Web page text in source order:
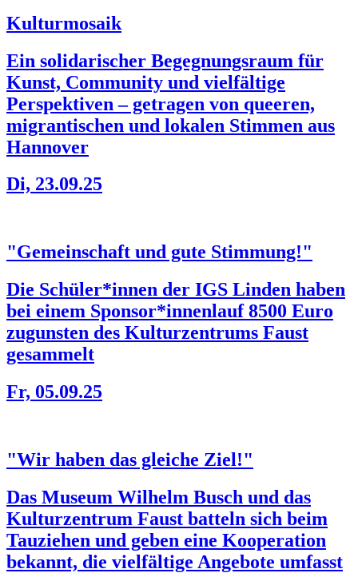
Kulturmosaik
Ein solidarischer Begegnungsraum für
Kunst, Community und vielfältige
Perspektiven – getragen von queeren,
migrantischen und lokalen Stimmen aus
Hannover
Di, 23.09.25
"Gemeinschaft und gute Stimmung!"
Die Schüler*innen der IGS Linden haben
bei einem Sponsor*innenlauf 8500 Euro
zugunsten des Kulturzentrums Faust
gesammelt
Fr, 05.09.25
"Wir haben das gleiche Ziel!"
Das Museum Wilhelm Busch und das
Kulturzentrum Faust batteln sich beim
Tauziehen und geben eine Kooperation
bekannt, die vielfältige Angebote umfasst